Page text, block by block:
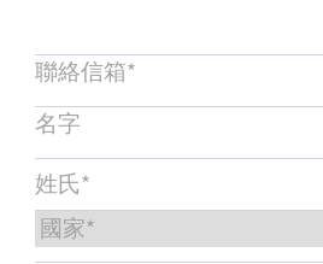
關於柏朗豪斯特
聯絡我們